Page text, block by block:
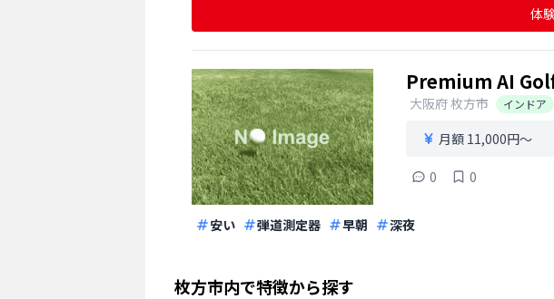
体
Premium AI
大阪府枚方市 インドア
月額 11,000円〜
0 0
安い 弾道測定器 早朝 深夜
枚方市内で特徴から探す